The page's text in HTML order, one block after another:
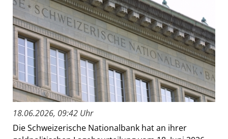
18.06.2026, 09:42 Uhr
Die Schweizerische Nationalbank hat an ihrer